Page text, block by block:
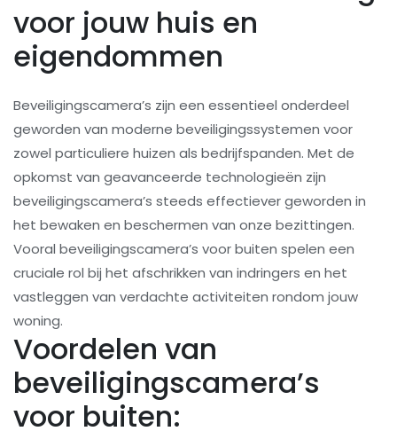
voor jouw huis en
eigendommen
Beveiligingscamera’s zijn een essentieel onderdeel
geworden van moderne beveiligingssystemen voor
zowel particuliere huizen als bedrijfspanden. Met de
opkomst van geavanceerde technologieën zijn
beveiligingscamera’s steeds effectiever geworden in
het bewaken en beschermen van onze bezittingen.
Vooral beveiligingscamera’s voor buiten spelen een
cruciale rol bij het afschrikken van indringers en het
vastleggen van verdachte activiteiten rondom jouw
woning.
Voordelen van
beveiligingscamera’s
voor buiten: